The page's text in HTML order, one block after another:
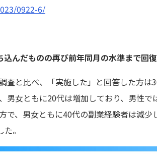
0922-6/
んだものの再び前年同月の水準まで回復
査と比べ、「実施した」と回答した方
男女ともに20代は増加しており、男性
で、男女ともに40代の副業経験者は減
。